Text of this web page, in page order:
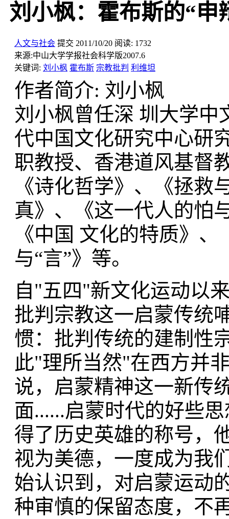
刘小枫：霍布斯的“申
人文与社会 提交 2011/10/20 阅读: 1732
来源:中山大学学报社会科学版2007.6
关键词: 刘小枫 霍布斯 宗教批判 利维坦
作者简介: 刘小枫
刘小枫曾任深 圳大学中
代中国文化研究中心研
职教授、香港道风基督
《诗化哲学》、《拯救
真》、《这一代人的怕
《中国 文化的特质》
与“言”》等。
自"五四"新文化运动以
批判宗教这一启蒙传统
惯：批判传统的建制性
此"理所当然"在西方并
说，启蒙精神这一新传
面......启蒙时代的好些
得了历史英雄的称号，
视为美德，一度成为我
始认识到，对启蒙运动
种审慎的保留态度，不